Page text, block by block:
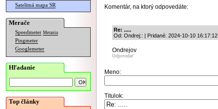
Satelitná mapa SR
Merače
Speedmeter Merania
Pingmeter
Googlemeter
Hľadanie
Top články
Komentár, na ktorý odpovedáte:
Re: .....
Od: Ondrej:: | Pridané: 2024-10-10 16:17:12
Ondrejov
Odpovedať
Meno:
Titulok: